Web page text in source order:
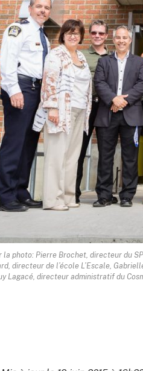
la photo: Pierre Brochet, directeur du
directeur de l’école L’Escale,
Lagacé, directeur administratif du